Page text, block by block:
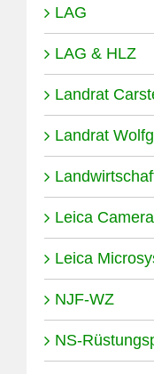
LAG
LAG & HLZ
Landrat
Landrat
Leica
Leica
NJF-WZ
NS-